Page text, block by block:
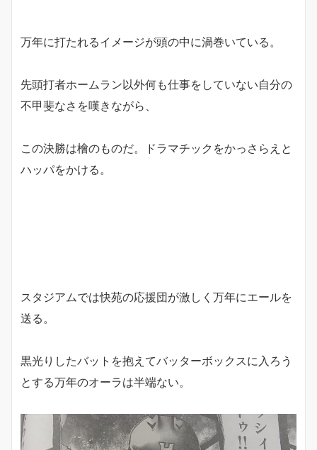
万年に打たれるイメージが頭の中に渦巻いている。
先頭打者ホームラン以外何も仕事をしていない自分の
不甲斐なさを嘆きながら、
この決勝は檜のものだ。ドラマチックをかっさらえと
ハッパをかける。
スタジアムでは快苑の応援団が激しく万年にエールを
送る。
黒光りしたバットを抱えてバッターボックスに入ろう
とする万年のオーラは半端ない。